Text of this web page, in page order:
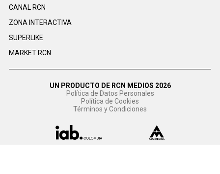
CANAL RCN
ZONA INTERACTIVA
SUPERLIKE
MARKET RCN
UN PRODUCTO DE RCN MEDIOS 2026
Política de Datos Personales
Política de Cookies
Términos y Condiciones